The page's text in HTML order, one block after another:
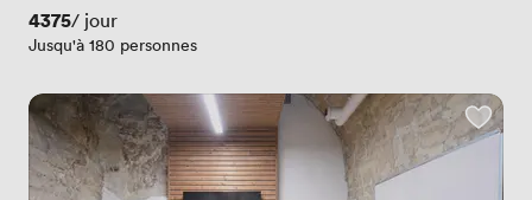
Prix
4375/ jour
Jusqu'à 180 personnes